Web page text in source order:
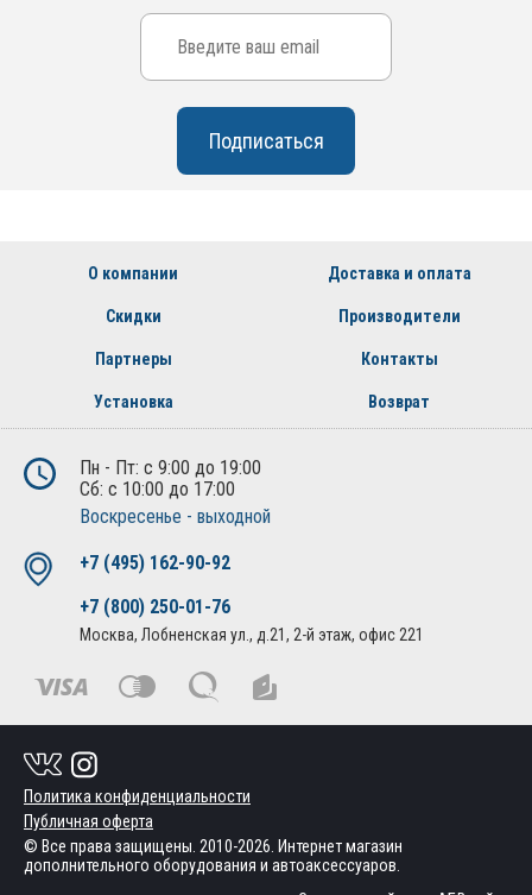
О компании Доставка и оплата
Скидки Производители
Партнеры Контакты
Установка Возврат
Пн - Пт: с 9:00 до 19:00
Сб: с 10:00 до 17:00
Воскресенье - выходной
+7 (495) 162-90-92
+7 (800) 250-01-76
Москва, Лобненская ул., д.21, 2-й этаж, офис 221
Политика конфиденциальности
Публичная оферта
© Все права защищены. 2010-2026. Интернет магазин
дополнительного оборудования и автоаксессуаров.